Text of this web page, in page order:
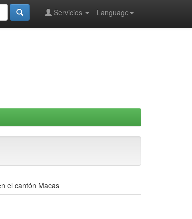
Language
Servicios
el cantón Macas